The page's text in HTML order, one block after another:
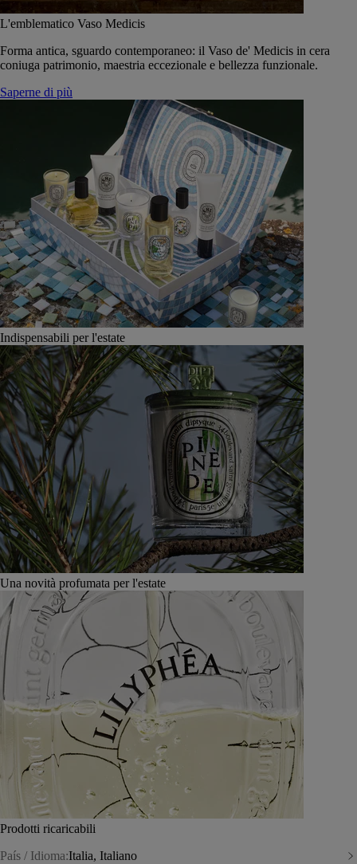
L'emblematico Vaso Medicis
Forma antica, sguardo contemporaneo: il Vaso de' Medicis in cera
coniuga patrimonio, maestria eccezionale e bellezza funzionale.
Saperne di più
Indispensabili per l'estate
Una novità profumata per l'estate
Prodotti ricaricabili
País / Idioma:Italia, Italiano